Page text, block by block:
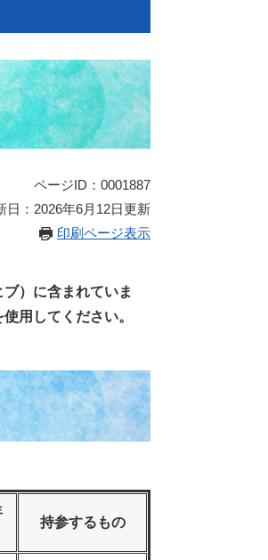
ページID：0001887
日：2026年6月12日更新
印刷ページ表示
）に含まれていま
使用してください。
持参するもの